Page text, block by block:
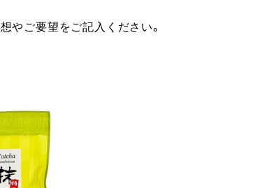
やご要望をご記入ください。